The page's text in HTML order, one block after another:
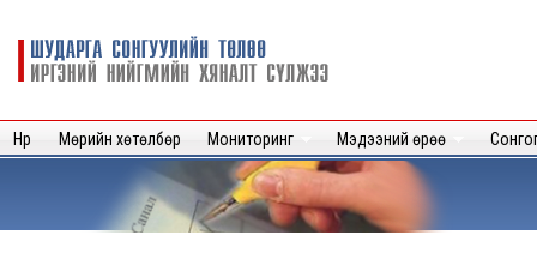
Шударга
сонгуулийн
нийгмийн
хяналт
Нүүр Мөрийн хөтөлбөр Мониторинг Мэдээний өрөө